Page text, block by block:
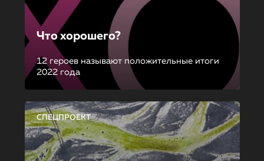
Что хорошего?
12 героев называют положительные итоги
2022 года
СПЕЦПРОЕКТ